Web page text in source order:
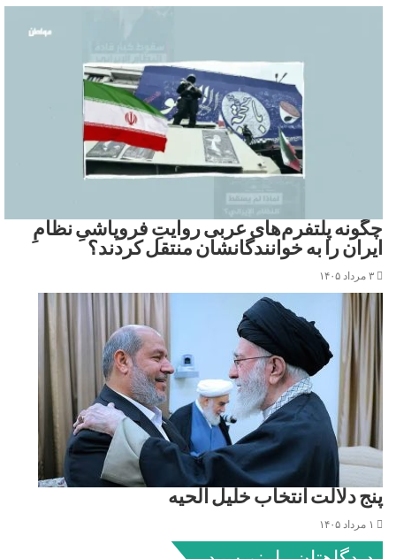
چگونه پلتفرم‌های عربی روایتِ فروپاشیِ نظامِ
ایران را به خوانندگانشان منتقل کردند؟
۳ مرداد ۱۴۰۵
پنج دلالت انتخاب خلیل الحیه
۱ مرداد ۱۴۰۵